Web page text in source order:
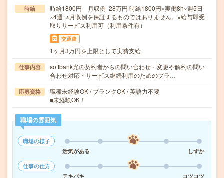
時給
時給1800円 月収例 28万円 時給1800円×実働8h×週5日
×4週 ※月収例を保証するものではありません。※給与即受
取りサービス利用可（利用条件有）
交通費
1ヶ月3万円を上限として実費支給
仕事内容
softbank光の契約者からの問い合わせ・変更や解約の問い
合わせ対応・サービス継続利用のためのプラ…
応募資格
職種未経験OK / ブランクOK / 英語力不要
■未経験OK！
職場の雰囲気
職場の様子
活気がある
しずか
仕事の仕方
テキパキ
コツコツ